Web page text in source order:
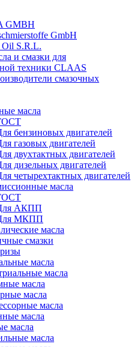
GMBH
GmbH
Oil S.R.L.
и смазки для
техники CLAAS
смазочных
масла
бензиновых двигателей
газовых двигателей
двухтактных двигателей
дизельных двигателей
четырехтактных двигателей
масла
АКПП
МКПП
масла
смазки
масла
масла
масла
масла
масла
масла
масла
масла